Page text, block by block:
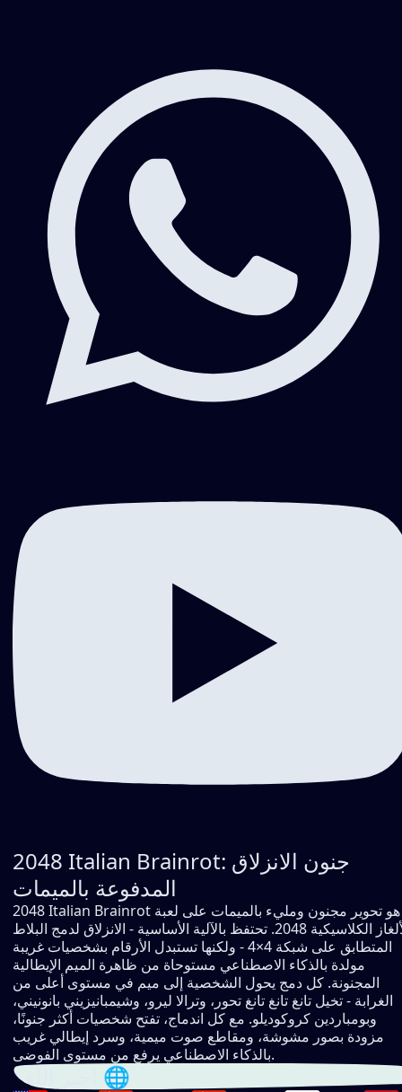
2048 Italian Brainrot: جنون الانزلاق
المدفوعة بالميمات
2048 Italian Brainrot هو تحوير مجنون ومليء بالميمات على لعبة
الألغاز الكلاسيكية 2048. تحتفظ بالآلية الأساسية - الانزلاق لدمج البلاط
المتطابق على شبكة 4×4 - ولكنها تستبدل الأرقام بشخصيات غريبة
مولدة بالذكاء الاصطناعي مستوحاة من ظاهرة الميم الإيطالية
المجنونة. كل دمج يحول الشخصية إلى ميم في مستوى أعلى من
الغرابة - تخيل تانغ تانغ تانغ تحور، وترالا ليرو، وشيمبانيزيني بانونيني،
وبومباردين كروكوديلو. مع كل اندماج، تفتح شخصيات أكثر جنونًا،
مزودة بصور مشوشة، ومقاطع صوت ميمية، وسرد إيطالي غريب
بالذكاء الاصطناعي يرفع من مستوى الفوضى.
اختر اللغة 🌐